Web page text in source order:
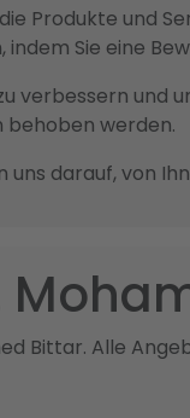
Produkte und
Sie eine
verbessern und
behoben werden.
darauf, von
Bittar. Alle